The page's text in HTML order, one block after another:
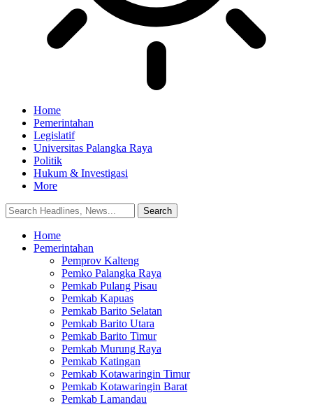
Home
Pemerintahan
Legislatif
Universitas Palangka Raya
Politik
Hukum & Investigasi
More
Home
Pemerintahan
Pemprov Kalteng
Pemko Palangka Raya
Pemkab Pulang Pisau
Pemkab Kapuas
Pemkab Barito Selatan
Pemkab Barito Utara
Pemkab Barito Timur
Pemkab Murung Raya
Pemkab Katingan
Pemkab Kotawaringin Timur
Pemkab Kotawaringin Barat
Pemkab Lamandau